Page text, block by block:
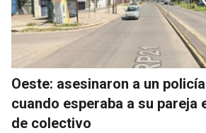
Oeste: asesinaron a un
cuando esperaba a su pareja
de colectivo